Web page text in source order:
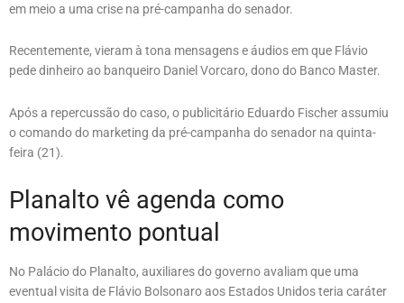
em meio a uma crise na pré-campanha do senador.
Recentemente, vieram à tona mensagens e áudios em que Flávio
pede dinheiro ao banqueiro Daniel Vorcaro, dono do Banco Master.
Após a repercussão do caso, o publicitário Eduardo Fischer assumiu
o comando do marketing da pré-campanha do senador na quinta-
feira (21).
Planalto vê agenda como
movimento pontual
No Palácio do Planalto, auxiliares do governo avaliam que uma
eventual visita de Flávio Bolsonaro aos Estados Unidos teria caráter